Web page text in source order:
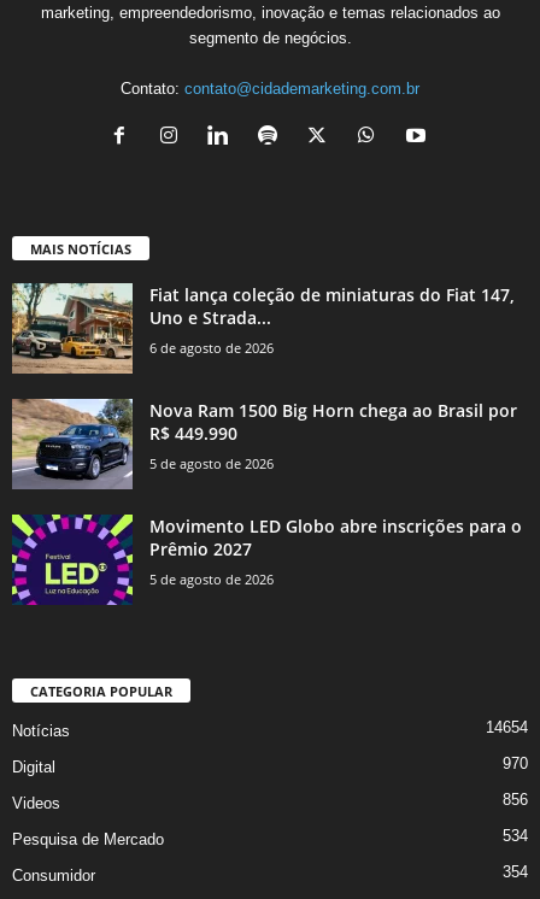
marketing, empreendedorismo, inovação e temas relacionados ao
segmento de negócios.
Contato: contato@cidademarketing.com.br
MAIS NOTÍCIAS
Fiat lança coleção de miniaturas do Fiat 147,
Uno e Strada...
6 de agosto de 2026
Nova Ram 1500 Big Horn chega ao Brasil por
R$ 449.990
5 de agosto de 2026
Movimento LED Globo abre inscrições para o
Prêmio 2027
5 de agosto de 2026
CATEGORIA POPULAR
Notícias 14654
Digital 970
Videos 856
Pesquisa de Mercado 534
Consumidor
354